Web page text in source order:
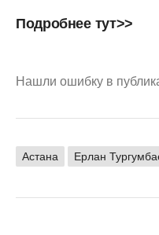
Подробнее тут>>
Нашли ошибку в
Астана Ерлан